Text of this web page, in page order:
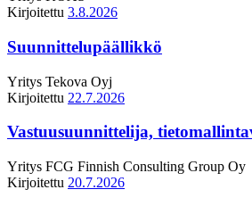
Kirjoitettu 3.8.2026
Suunnittelupäällikkö
Yritys Tekova Oyj
Kirjoitettu 22.7.2026
Vastuusuunnittelija,
Yritys FCG Finnish Consulting Group Oy
Kirjoitettu 20.7.2026